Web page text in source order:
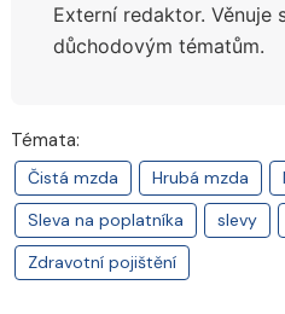
Externí redaktor. Věnuje
důchodovým tématům.
Témata:
Čistá mzda Hrubá mzda
Sleva na poplatníka
slevy
Zdravotní pojištění